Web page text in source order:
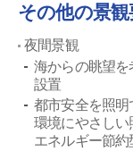
その他の景
夜間景観
海からの眺望
設置
都市安全を照明
環境にやさしい
エネルギー節